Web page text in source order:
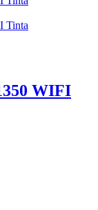
WIFI